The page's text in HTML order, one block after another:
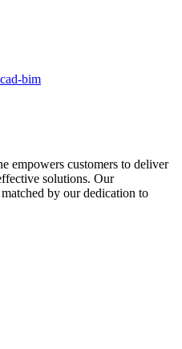
bim
empowers customers to deliver
solutions. Our
by our dedication to